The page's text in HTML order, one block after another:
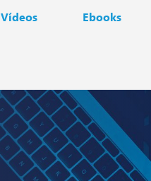
Vídeos Ebooks